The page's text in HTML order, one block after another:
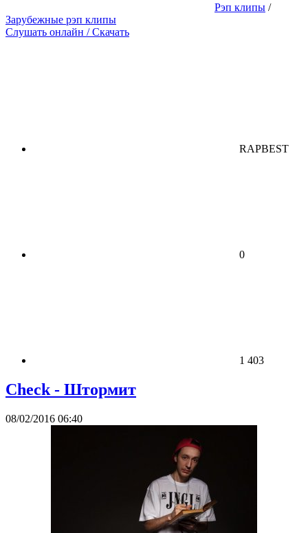
Рэп клипы /
Зарубежные рэп клипы
Слушать онлайн / Скачать
RAPBEST
0
1 403
Check - Штормит
08/02/2016 06:40